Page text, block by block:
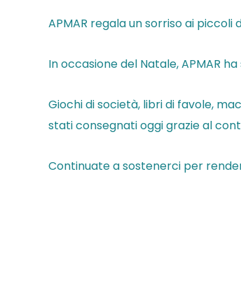
APMAR regala un sorriso ai piccoli
In occasione del Natale, APMAR
Giochi di società, libri di favole,
stati consegnati oggi grazie al
Continuate a sostenerci per